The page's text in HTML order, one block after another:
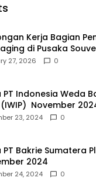
Kerja Bagian
di Pusaka
27, 2026 0
PT Indonesia Weda
November
23, 2024 0
PT Bakrie Sumatera
2024
24, 2024 0